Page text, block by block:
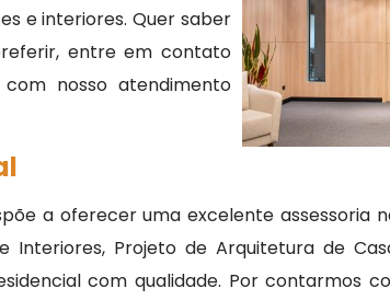
e interiores. Quer saber
entre em contato
nosso atendimento
a oferecer uma excelente assessoria
Projeto de Arquitetura de
com qualidade. Por contarmos